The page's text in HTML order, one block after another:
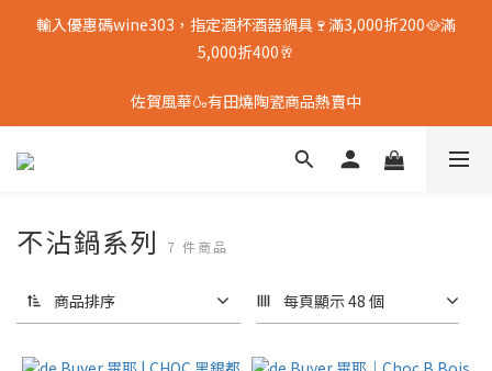
輸入優惠碼wine303，指定酒杯酒器鍋具🍷滿3,000折200🥘滿
5,000折400🥂
佐賀風華🍶有田燒陶瓷商品熱賣中
不沾鍋系列 7 件商品
商品排序 每頁顯示 48 個